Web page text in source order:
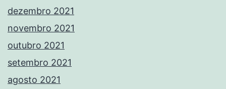
dezembro 2021
novembro 2021
outubro 2021
setembro 2021
agosto 2021